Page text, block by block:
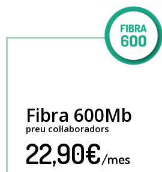
Fibra 600Mb
preu col·laboradors
22,90€/mes